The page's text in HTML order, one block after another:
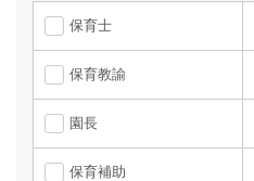
保育士
保育教諭
園長
保育補助